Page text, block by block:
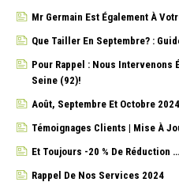
Mr Germain Est Également À
Que Tailler En Septembre? :
Pour Rappel : Nous Intervenons
Seine (92)!
Août, Septembre Et Octobre
Témoignages Clients | Mise À
Et Toujours -20 % De Réduction …
Rappel De Nos Services 2024